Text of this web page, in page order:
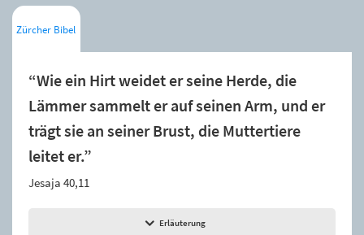
Zürcher Bibel
“Wie ein Hirt weidet er seine Herde, die
Lämmer sammelt er auf seinen Arm, und er
trägt sie an seiner Brust, die Muttertiere
leitet er.”
Jesaja 40,11
Erläuterung